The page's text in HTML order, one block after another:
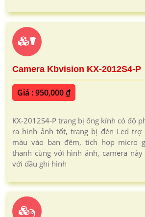
☤
Camera Kbvision KX-2012S4-P
Giá : 950,000 ₫
KX-2012S4-P trang bị ống kính có độ
ra hình ảnh tốt, trang bị đèn Led trợ
màu vào ban đêm, tích hợp micro
thanh cùng với hình ảnh, camera
với đầu ghi hình
ϡ